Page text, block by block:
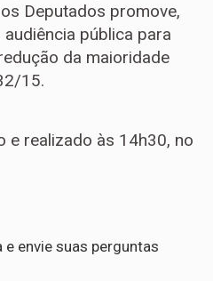
Deputados promove,
pública para
da maioridade
15.
e realizado às 14h30, no
envie suas perguntas